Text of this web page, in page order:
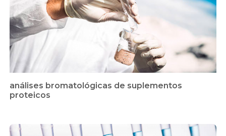
análises bromatológicas de suplementos
proteicos